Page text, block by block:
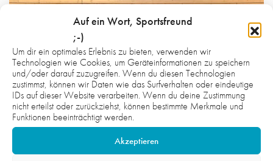
Auf ein Wort, Sportsfreund
;-)
Um dir ein optimales Erlebnis zu bieten, verwenden wir
Technologien wie Cookies, um Geräteinformationen zu speichern
und/oder darauf zuzugreifen. Wenn du diesen Technologien
zustimmst, können wir Daten wie das Surfverhalten oder eindeutige
IDs auf dieser Website verarbeiten. Wenn du deine Zustimmung
nicht erteilst oder zurückziehst, können bestimmte Merkmale und
Funktionen beeinträchtigt werden.
Akzeptieren